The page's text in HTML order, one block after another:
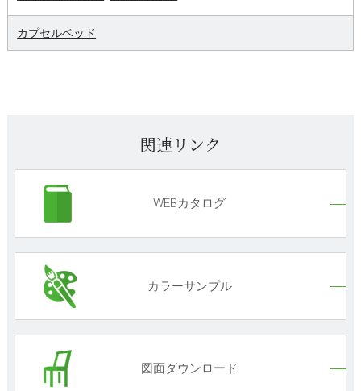
カプセルベッド
関連リンク
WEBカタログ
カラーサンプル
図面ダウンロード